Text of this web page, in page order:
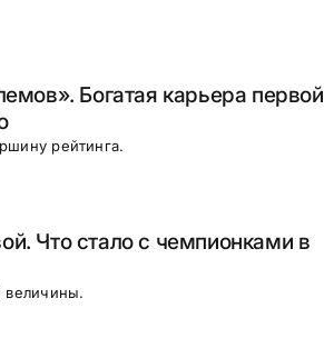
Богатая карьера первой
рейтинга.
Что стало с чемпионками в
величины.